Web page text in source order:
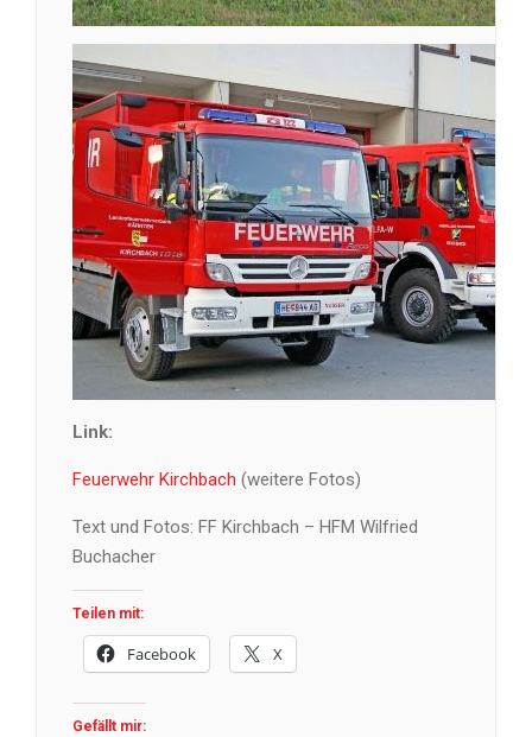
Link:
Feuerwehr Kirchbach (weitere Fotos)
Text und Fotos: FF Kirchbach – HFM Wilfried
Buchacher
Teilen mit:
Facebook X
Gefällt mir: